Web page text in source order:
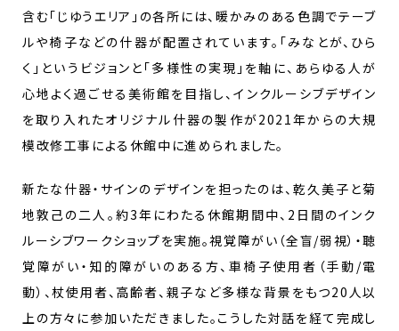
含む「じゆうエリア」の各所には、暖かみのある色調でテーブ
ルや椅子などの什器が配置されています。「みなとが、ひら
く」というビジョンと「多様性の実現」を軸に、あらゆる人が
心地よく過ごせる美術館を目指し、インクルーシブデザイン
を取り入れたオリジナル什器の製作が2021年からの大規
模改修工事による休館中に進められました。
新たな什器・サインのデザインを担ったのは、乾久美子と菊
地敦己の二人。約3年にわたる休館期間中、2日間のインク
ルーシブワークショップを実施。視覚障がい（全盲/弱視）・聴
覚障がい・知的障がいのある方、車椅子使用者（手動/電
動）、杖使用者、高齢者、親子など多様な背景をもつ20人以
上の方々に参加いただきました。こうした対話を経て完成し